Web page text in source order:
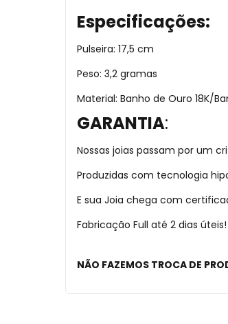
Especificações:
Pulseira: 17,5 cm
Peso: 3,2 gramas
Material: Banho de Ouro 18K/
GARANTIA:
Nossas joias passam por um
Produzidas com tecnologia
E sua Joia chega com
Fabricação Full até 2 dias úteis!
NÃO FAZEMOS TROCA DE